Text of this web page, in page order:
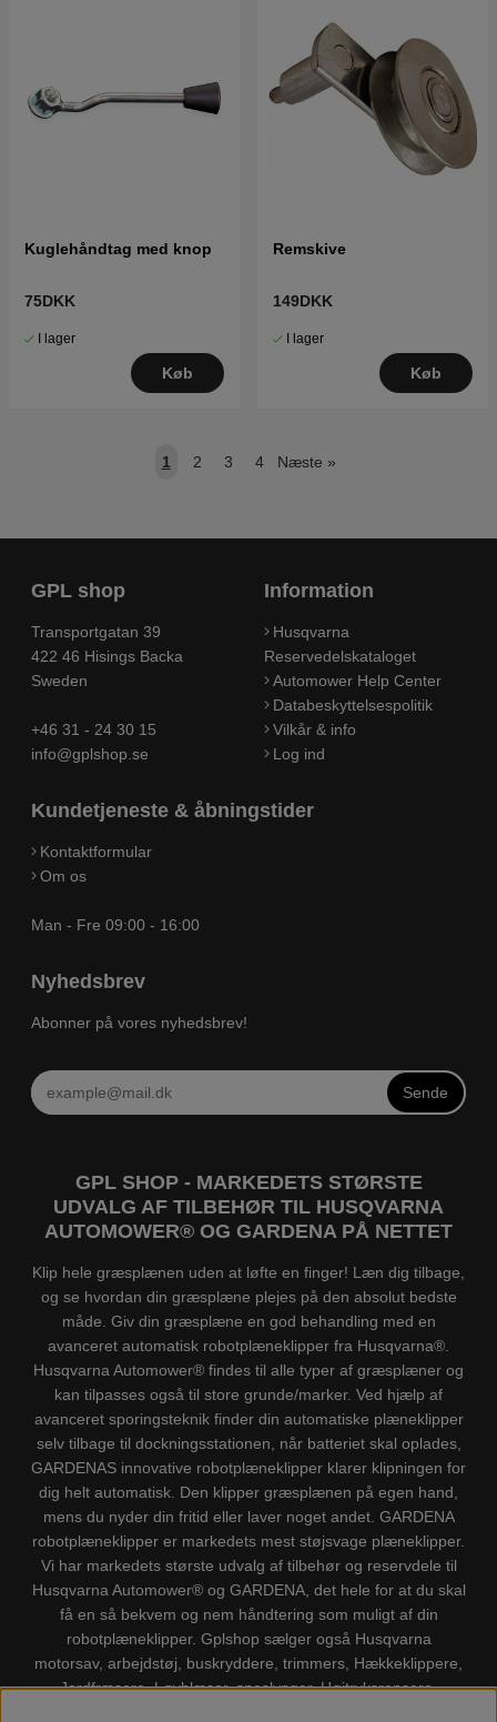
Kuglehåndtag med knop
75DKK
I lager
Køb
Remskive
149DKK
I lager
Køb
1 2 3 4 Næste »
GPL shop
Transportgatan 39
422 46 Hisings Backa
Sweden
+46 31 - 24 30 15
info@gplshop.se
Information
Husqvarna
Reservedelskataloget
Automower Help Center
Databeskyttelsespolitik
Vilkår & info
Log ind
Kundetjeneste & åbningstider
Kontaktformular
Om os
Man - Fre 09:00 - 16:00
Nyhedsbrev
Abonner på vores nyhedsbrev!
Sende
GPL SHOP - MARKEDETS STØRSTE
UDVALG AF TILBEHØR TIL HUSQVARNA
AUTOMOWER® OG GARDENA PÅ NETTET
Klip hele græsplænen uden at løfte en finger! Læn dig tilbage,
og se hvordan din græsplæne plejes på den absolut bedste
måde. Giv din græsplæne en god behandling med en
avanceret automatisk robotplæneklipper fra Husqvarna®.
Husqvarna Automower® findes til alle typer af græsplæner og
kan tilpasses også til store grunde/marker. Ved hjælp af
avanceret sporingsteknik finder din automatiske plæneklipper
selv tilbage til dockningsstationen, når batteriet skal oplades,
GARDENAS innovative robotplæneklipper klarer klipningen for
dig helt automatisk. Den klipper græsplænen på egen hand,
mens du nyder din fritid eller laver noget andet. GARDENA
robotplæneklipper er markedets mest støjsvage plæneklipper.
Vi har markedets største udvalg af tilbehør og reservdele til
Husqvarna Automower® og GARDENA, det hele for at du skal
få en så bekvem og nem håndtering som muligt af din
robotplæneklipper. Gplshop sælger også Husqvarna
motorsav, arbejdstøj, buskryddere, trimmers, Hækkeklippere,
Jordfræsere, Løvblæser, sneslynger, Højtryksrensere,